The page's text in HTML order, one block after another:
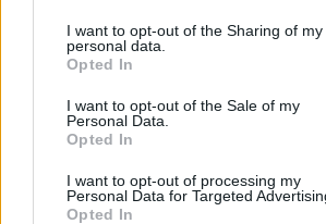
I want to opt-out of the Sharing of my
personal data.
Opted In
I want to opt-out of the Sale of my
Personal Data.
Opted In
I want to opt-out of processing my
Personal Data for Targeted
Opted In